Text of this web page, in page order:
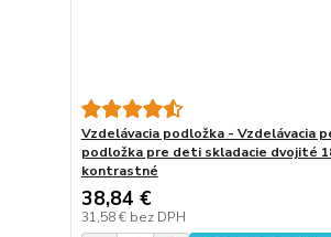
Vzdelávacia podložka - Vzdelávacia
podložka pre deti skladacie dvojité
kontrastné
38,84 €
31,58 € bez DPH